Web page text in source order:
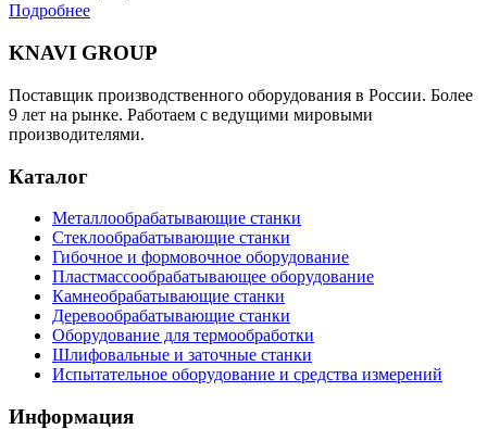
Подробнее
KNAVI GROUP
Поставщик производственного оборудования в России. Более
9 лет на рынке. Работаем с ведущими мировыми
производителями.
Каталог
Металлообрабатывающие станки
Стеклообрабатывающие станки
Гибочное и формовочное оборудование
Пластмассообрабатывающее оборудование
Камнеобрабатывающие станки
Деревообрабатывающие станки
Оборудование для термообработки
Шлифовальные и заточные станки
Испытательное оборудование и средства измерений
Информация